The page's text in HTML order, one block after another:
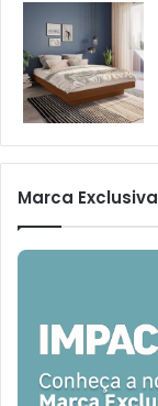
Marca Exclusiva